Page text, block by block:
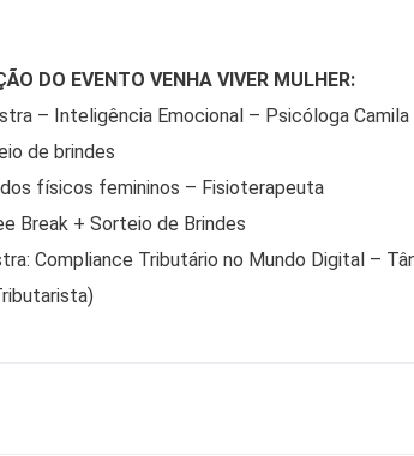
DO EVENTO VENHA VIVER MULHER:
– Inteligência Emocional – Psicóloga Camila
de brindes
físicos femininos – Fisioterapeuta
Break + Sorteio de Brindes
Compliance Tributário no Mundo Digital –